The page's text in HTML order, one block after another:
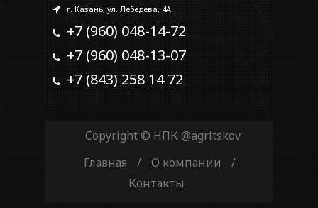
г. Казань, ул. Лебедева, 4А
+7 (960) 048-14-72
+7 (960) 048-13-07
+7 (843) 258 14 72
Copyright © НПК@agritskov
Главная
/ О компании
/
Контакты